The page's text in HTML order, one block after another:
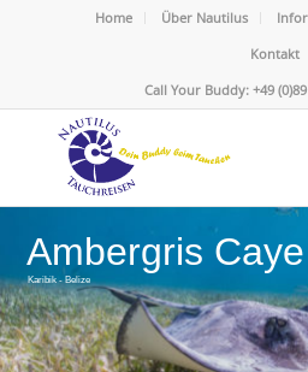
Home Über Nautilus
Kontakt
Call Your Buddy: +49
Ambergris Caye
Karibik - Belize